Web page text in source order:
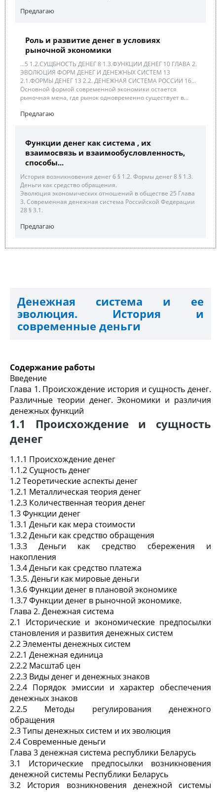
Предлагаю
Роль и развитие денег в условиях
рыночной экономики
...5 1.2.СУЩБНОСТЬ ДЕНЕГ 8 1.3.ФУНКЦИИ ДЕНЕГ 10 ГЛАВА 2.
ЭВОЛЮЦИЯ ФОРМ ДЕНЕГ И ДЕНЕЖНЫХ СИСТЕМ 13
2.1.ФОРМЫ ДЕНЕГ 13 2.2. ДЕНЕЖНАЯ СИСТЕМА РОССИИ 16...
Основной формой современной экономики остается
рыночная мена, где рынок одновременно существует в...
Предлагаю
Функции денег как система , их
взаимосвязь и взаимообусловленность,
способы...
История возникновения денег 6 § 1.2. Формы денег 8 § 1.3.
Деньги как средство обращения.
Эволюция экономических отношений в обществе 25 Глава
3. Современная денежная система Российской Федерации
28 § 3.1.
Предлагаю
Денежная система и ее
эволюция. История и
современные деньги
Содержание работы
Введение
Глава 1. Происхождение история и сущность денег.
Различные теории денег. Экономики и различия
денежных функций
1.1 Происхождение и сущность
денег
1.1.1 Происхождение денег
1.1.2 Сущность денег
1.2 Теоретические аспекты денег
1.2.1 Металлическая теория денег
1.2.3 Количественная теория денег
1.3 Функции денег
1.3.1 Деньги как мера стоимости
1.3.2 Деньги как средство обращения
1.3.3 Деньги как средство сбережения и
накопления
1.3.4 Деньги как средство платежа
1.3.5. Деньги как мировые деньги
1.3.6 Функции денег в плановой экономике
1.3.7 Функции денег в рыночной экономике.
Глава 2. Денежная система
2.1
Исторические и экономические предпосылки
становления и развития денежных систем
2.2 Элементы денежных систем
2.2.1 Денежная единица
2.2.2 Масштаб цен
2.2.3 Виды денег и денежных знаков
2.2.4 Порядок эмиссии и характер обеспечения
денежных знаков
2.2.5 Методы регулирования денежного
обращения
2.3 Типы денежных систем и их эволюция
2.4 Современные деньги
Глава 3 денежная система республики Беларусь
3.1 Исторические предпосылки возникновения
денежной системы Республики Беларусь
3.2 История возникновения денежной системы